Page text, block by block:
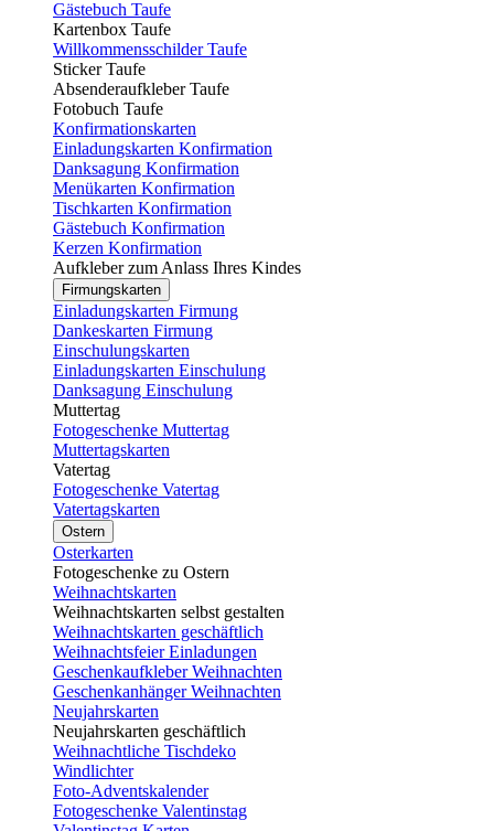
Gästebuch Taufe
Kartenbox Taufe
Willkommensschilder Taufe
Sticker Taufe
Absenderaufkleber Taufe
Fotobuch Taufe
Konfirmationskarten
Einladungskarten Konfirmation
Danksagung Konfirmation
Menükarten Konfirmation
Tischkarten Konfirmation
Gästebuch Konfirmation
Kerzen Konfirmation
Aufkleber zum Anlass Ihres Kindes
Firmungskarten
Einladungskarten Firmung
Dankeskarten Firmung
Einschulungskarten
Einladungskarten Einschulung
Danksagung Einschulung
Muttertag
Fotogeschenke Muttertag
Muttertagskarten
Vatertag
Fotogeschenke Vatertag
Vatertagskarten
Ostern
Osterkarten
Fotogeschenke zu Ostern
Weihnachtskarten
Weihnachtskarten selbst gestalten
Weihnachtskarten geschäftlich
Weihnachtsfeier Einladungen
Geschenkaufkleber Weihnachten
Geschenkanhänger Weihnachten
Neujahrskarten
Neujahrskarten geschäftlich
Weihnachtliche Tischdeko
Windlichter
Foto-Adventskalender
Fotogeschenke Valentinstag